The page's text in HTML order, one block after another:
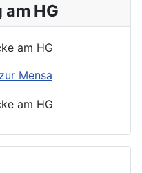
HG
Mensa